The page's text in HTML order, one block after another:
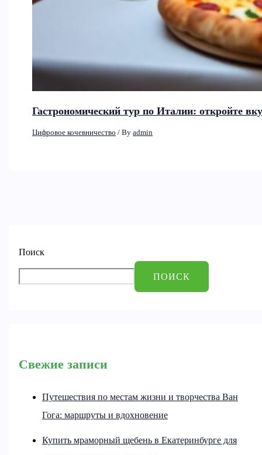
Поиск
ПОИСК
Свежие записи
Путешествия по местам жизни и творчества Ван
Гога: маршруты и вдохновение
Купить мраморный щебень в Екатеринбурге для
Гастрономический тур по Италии: откройте
Цифровое кочевничество / Byadmin